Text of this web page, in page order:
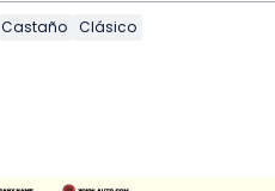
Castaño Clásico